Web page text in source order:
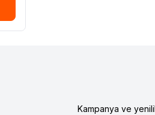
Kampanya ve